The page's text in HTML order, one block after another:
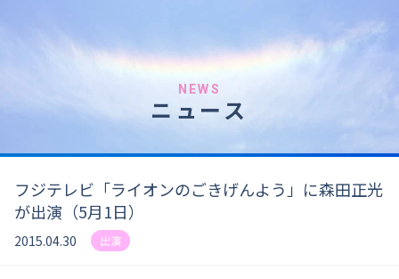
NEWS
ニュース
フジテレビ「ライオンのごきげんよう」に森田正光
が出演（5月1日）
2015.04.30 出演